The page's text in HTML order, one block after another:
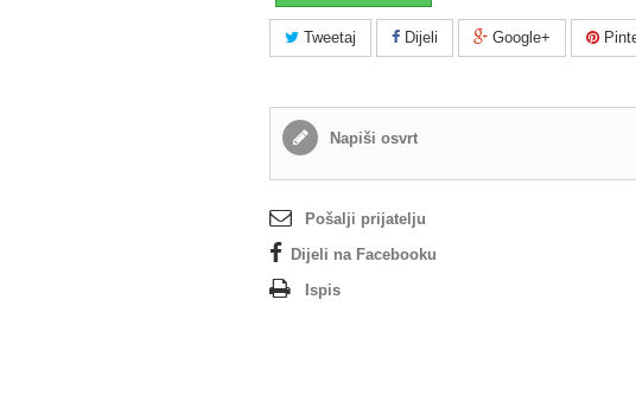
Tweetaj Dijeli Google+
Napiši osvrt
Pošalji prijatelju
Dijeli na Facebooku
Ispis